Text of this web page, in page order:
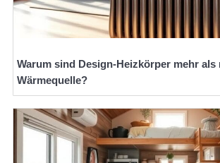
Warum sind Design-Heizkörper mehr als
Wärmequelle?